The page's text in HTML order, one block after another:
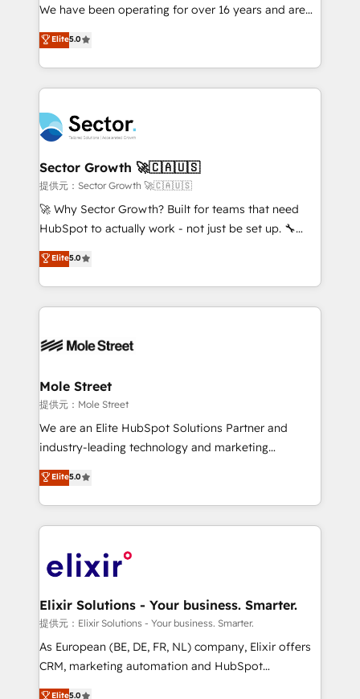
fiscal no Brasil e gerar economia de até 50% na
Oferecemos ainda agentes de IA especializados em
HubSpot que automatizam tarefas executam rotinas
empresas em 13 países utilizam a Nexforce. Somos
a maior parceira da HubSpot na América Latina e
líder no ranking global de sucesso do cliente da
HubSpot.
We have been operating for over 16 years and are
one of HubSpot's most experienced and technically
capable Agency Partners globally. We specialise in
complex CRM migrations, implementations,
integrations, custom CMS portal development,
businesses. Our teams are based in North America
and APAC. We are HubSpot's top-ranked Advanced
Implementation Certified Partner and we contribute
to their advisory council. We strive to do 'good work
with good people' and have worked with incredible
brands. You can see some of them on our website,
Elite5.0
Sector Growth 🚀🇨🇦🇺🇸
提供元：Sector Growth 🚀🇨🇦🇺🇸
🚀 Why Sector Growth? Built for teams that need
HubSpot to actually work - not just be set up. 🔧
HubSpot Experts: Onboarding, migrations,
automation, and training built for adoption. ⚡ Highly
Technical Execution: ERP, EMR and Custom
Integrations; complex builds delivered in weeks, not
workflows; automation agents; process optimization
Healthcare: HIPAA implementations; secure data
workflows 💼 Financial Services: compliant
workflows; audit-ready reporting ⚖️ Legal: client
intake; pipeline and document workflows 🛒 E-
revenue automation 🏢 Real Estate: deal pipelines;
portfolio and lifecycle management 🏭
HIPAA-aware; CASL-compliant; GDPR-ready
implementations where required 💡 Why 500+
built to scale.
Elite5.0
Mole Street
提供元：Mole Street
We are an Elite HubSpot Solutions Partner and
industry-leading technology and marketing
consultancy. Our focus is on enterprise and mid-
market B2B companies globally that want a strategic
approach to execute their goals through creative
applications of our solutions; Technical HubSpot
Design, Migrations + Integrations. Mole Street’s
greatness, which is achieved through creating
absolute clarity, derived from a well-defined
strategy, executed well, and reported on with clear
results. The culture is driven by core values; Joy, Grit,
Elite5.0
Elixir Solutions - Your business. Smarter.
提供元：Elixir Solutions - Your business. Smarter.
As European (BE, DE, FR, NL) company, Elixir offers
CRM, marketing automation and HubSpot
integration products and services to mid-market
Elite5.0